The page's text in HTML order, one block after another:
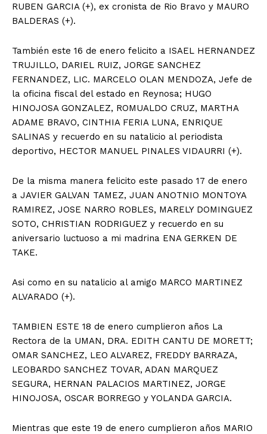
RUBEN GARCIA (+), ex cronista de Rio Bravo y MAURO
BALDERAS (+).
También este 16 de enero felicito a ISAEL HERNANDEZ
TRUJILLO, DARIEL RUIZ, JORGE SANCHEZ
FERNANDEZ, LIC. MARCELO OLAN MENDOZA, Jefe de
la oficina fiscal del estado en Reynosa; HUGO
HINOJOSA GONZALEZ, ROMUALDO CRUZ, MARTHA
ADAME BRAVO, CINTHIA FERIA LUNA, ENRIQUE
SALINAS y recuerdo en su natalicio al periodista
deportivo, HECTOR MANUEL PINALES VIDAURRI (+).
De la misma manera felicito este pasado 17 de enero
a JAVIER GALVAN TAMEZ, JUAN ANOTNIO MONTOYA
RAMIREZ, JOSE NARRO ROBLES, MARELY DOMINGUEZ
SOTO, CHRISTIAN RODRIGUEZ y recuerdo en su
aniversario luctuoso a mi madrina ENA GERKEN DE
TAKE.
Asi como en su natalicio al amigo MARCO MARTINEZ
ALVARADO (+).
TAMBIEN ESTE 18 de enero cumplieron años La
Rectora de la UMAN, DRA. EDITH CANTU DE MORETT;
OMAR SANCHEZ, LEO ALVAREZ, FREDDY BARRAZA,
LEOBARDO SANCHEZ TOVAR, ADAN MARQUEZ
SEGURA, HERNAN PALACIOS MARTINEZ, JORGE
HINOJOSA, OSCAR BORREGO y YOLANDA GARCIA.
Mientras que este 19 de enero cumplieron años MARIO